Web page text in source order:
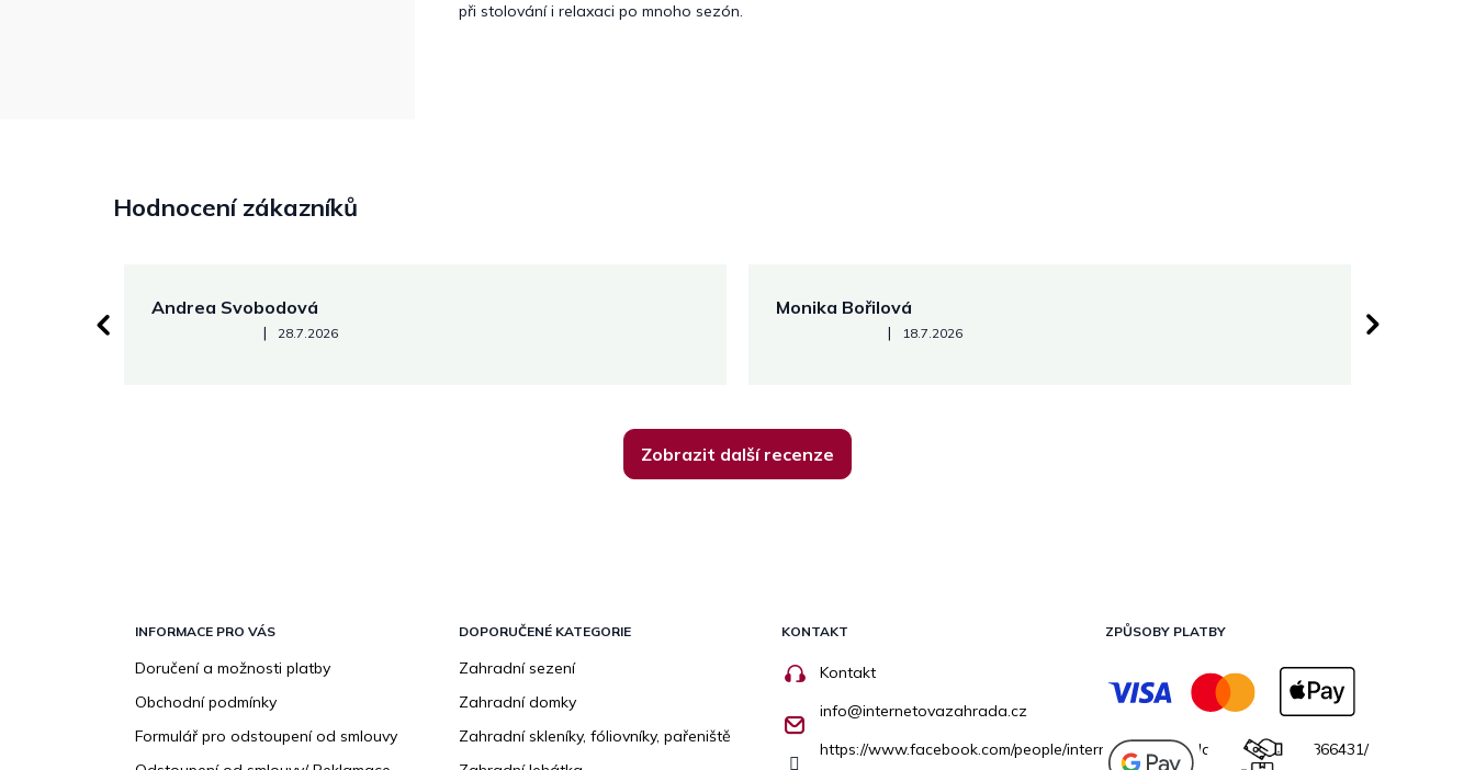
při stolování i relaxaci po mnoho sezón.
Hodnocení zákazníků
Andrea Svobodová
Hodnocení obchodu je 5 z 5 hvězdiček.
| 28.7.2026
Monika Bořilová
Hodnocení obchodu je 5 z 5 hvězdiček.
| 18.7.2026
Zobrazit další recenze
INFORMACE PRO VÁS
Doručení a možnosti platby
Obchodní podmínky
Formulář pro odstoupení od smlouvy
DOPORUČENÉ KATEGORIE
Zahradní sezení
Zahradní domky
Zahradní skleníky, fóliovníky, pařeniště
KONTAKT
Kontakt
info@internetovazahrada.cz
https://www.facebook.com/people/internetovazahradacz/100069706866431/
ZPŮSOBY PLATBY